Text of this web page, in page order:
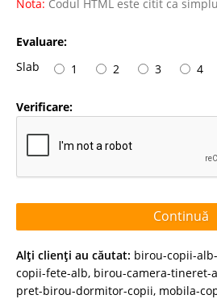
Nota: Codul HTML este citit ca
Evaluare:
Slab
1 2 3 4
Verificare:
Continuă
Alţi clienţi au căutat: birou-copii-
copii-fete-alb, birou-camera-tineret-
pret-birou-dormitor-copii, mobila-